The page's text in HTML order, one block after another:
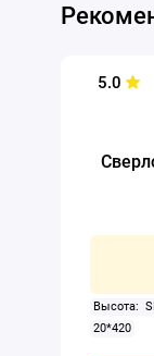
5.0
Высота:
20*420